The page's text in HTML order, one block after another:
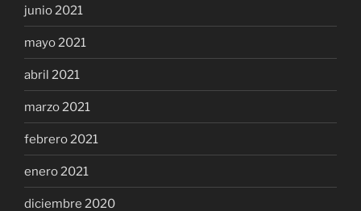
junio 2021
mayo 2021
abril 2021
marzo 2021
febrero 2021
enero 2021
diciembre 2020